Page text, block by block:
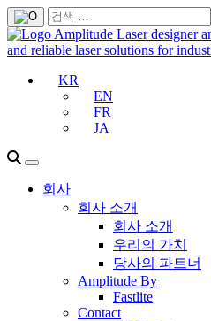
KR
EN
FR
JA
회사
회사 소개
회사 소개
우리의 가치
당사의 파트너
Amplitude By
Fastlite
Contact